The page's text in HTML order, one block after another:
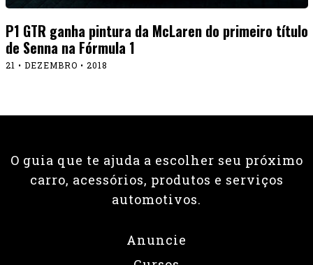
P1 GTR ganha pintura da McLaren do primeiro título
de Senna na Fórmula 1
21 • DEZEMBRO • 2018
O guia que te ajuda a escolher seu próximo
carro, acessórios, produtos e serviços
automotivos.
Anuncie